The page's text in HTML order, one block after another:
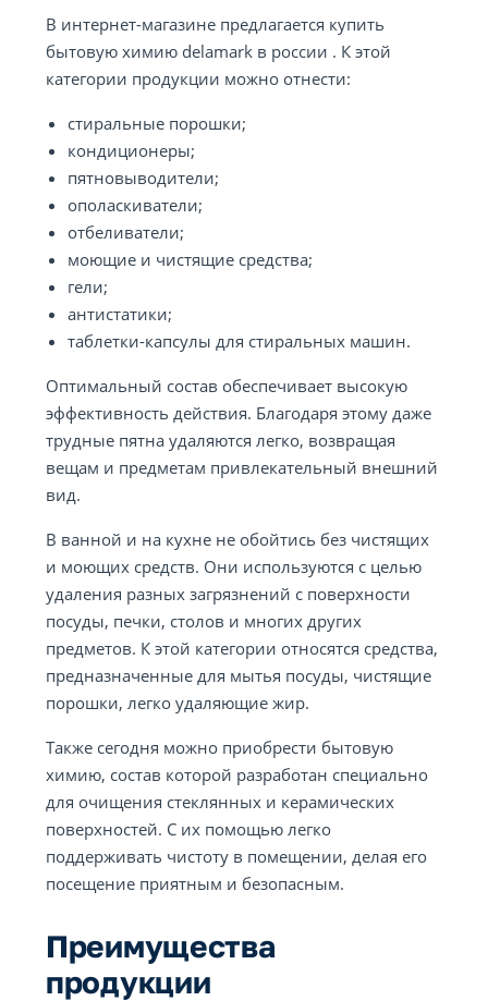
В интернет-магазине предлагается купить
бытовую химию delamark в россии . К этой
категории продукции можно отнести:
стиральные порошки;
кондиционеры;
пятновыводители;
ополаскиватели;
отбеливатели;
моющие и чистящие средства;
гели;
антистатики;
таблетки-капсулы для стиральных машин.
Оптимальный состав обеспечивает высокую
эффективность действия. Благодаря этому даже
трудные пятна удаляются легко, возвращая
вещам и предметам привлекательный внешний
вид.
В ванной и на кухне не обойтись без чистящих
и моющих средств. Они используются с целью
удаления разных загрязнений с поверхности
посуды, печки, столов и многих других
предметов. К этой категории относятся средства,
предназначенные для мытья посуды, чистящие
порошки, легко удаляющие жир.
Также сегодня можно приобрести бытовую
химию, состав которой разработан специально
для очищения стеклянных и керамических
поверхностей. С их помощью легко
поддерживать чистоту в помещении, делая его
посещение приятным и безопасным.
Преимущества
продукции